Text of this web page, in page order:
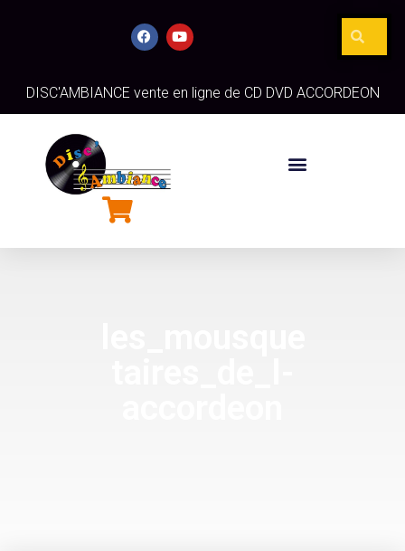
DISC'AMBIANCE vente en ligne de CD DVD ACCORDEON